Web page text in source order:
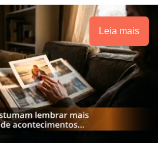
Leia mais